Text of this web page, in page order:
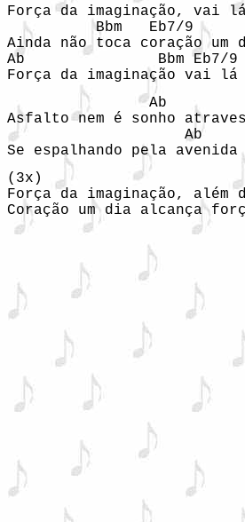
Força da imaginação, vai
Bbm   Eb7/9
Ainda não toca coração
Ab               Bbm
Força da imaginação vai
Ab
Asfalto nem é sonho
Ab
Se espalhando pela
(3x)
Força da imaginação, além
Coração um dia alcança